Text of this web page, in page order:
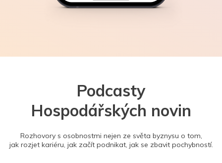
Podcasty
Hospodářských novin
Rozhovory s osobnostmi nejen ze světa byznysu o tom,
jak rozjet kariéru, jak začít podnikat, jak se zbavit pochybností.